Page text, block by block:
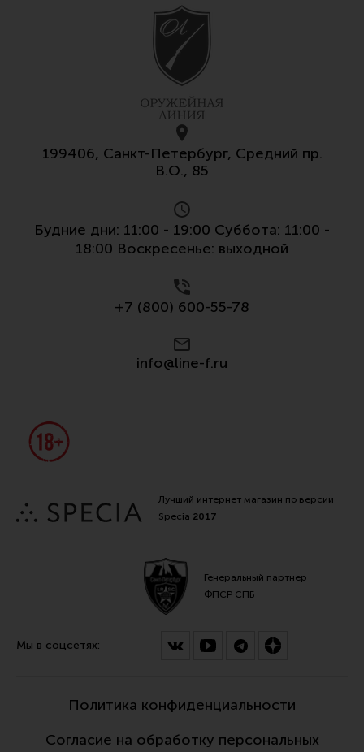
199406, Санкт-Петербург, Средний пр.
В.О., 85
Будние дни: 11:00 - 19:00 Суббота: 11:00 -
18:00 Воскресенье: выходной
+7 (800) 600-55-78
info@line-f.ru
Лучший интернет магазин по версии
Specia 2017
Генеральный партнер
ФПСР СПБ
Мы в соцсетях:
Политика конфиденциальности
Согласие на обработку персональных